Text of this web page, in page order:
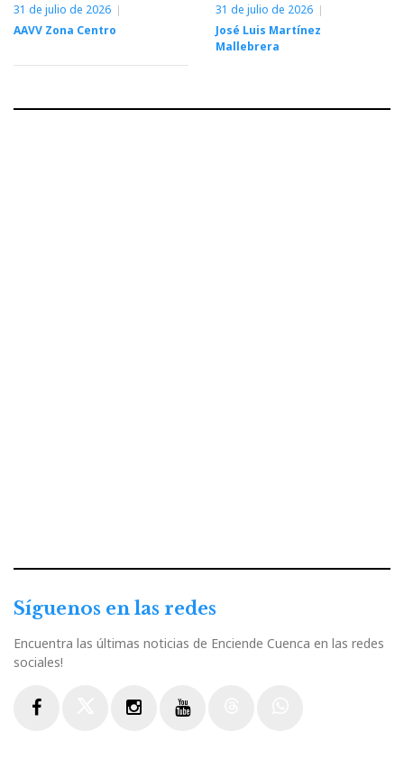
31 de julio de 2026
AAVV Zona Centro
31 de julio de 2026
José Luis Martínez
Mallebrera
Síguenos en las redes
Encuentra las últimas noticias de Enciende Cuenca en las redes
sociales!